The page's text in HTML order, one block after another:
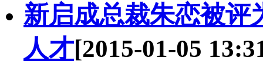
新启成总裁朱恋被评
人才[2015-01-05